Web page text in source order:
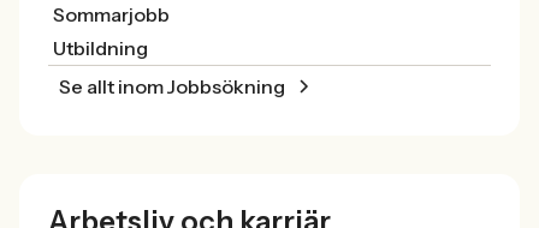
Sommarjobb
Utbildning
Se allt inom Jobbsökning